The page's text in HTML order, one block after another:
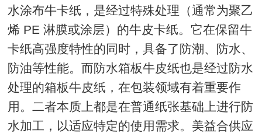
水涂布牛卡纸，是经过特殊处理（通常为聚乙
烯 PE 淋膜或涂层）的牛皮卡纸。它在保留牛
卡纸高强度特性的同时，具备了防潮、防水、
防油等性能。而防水箱板牛皮纸也是经过防水
处理的箱板牛皮纸，在包装领域有着重要作
用。二者本质上都是在普通纸张基础上进行防
水加工，以适应特定的使用需求。美益合供应